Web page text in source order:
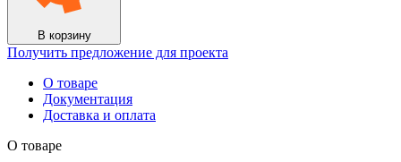
В корзину
Получить предложение для проекта
О товаре
Документация
Доставка и оплата
О товаре